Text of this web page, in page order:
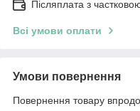
Післяплата з
Всі умови оплати
Умови повернення
Повернення товару